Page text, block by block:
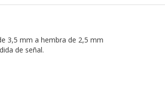
3,5 mm a hembra de 2,5 mm
de señal.